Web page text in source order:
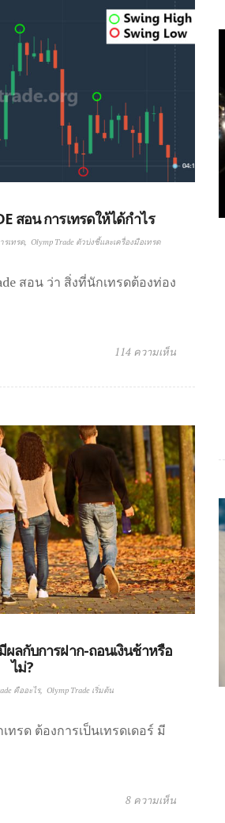
สอน การเทรดให้ได้กำไร
รเทรด Olymp Trade ตัวบ่งชี้และเครื่องมือเทรด
สอน ว่า สิ่งที่นักเทรดต้องท่อง
114 ความเห็น
ผลกับการฝาก-ถอนเงินช้าหรือ
ไม่?
คืออะไร Olymp Trade เริ่มต้น
รด ต้องการเป็นเทรดเดอร์ มี
8 ความเห็น